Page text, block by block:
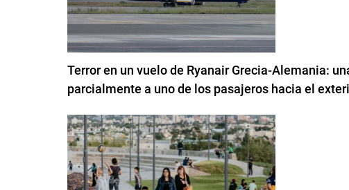
Terror en un vuelo de Ryanair Grecia-Alemania:
parcialmente a uno de los pasajeros hacia el